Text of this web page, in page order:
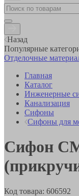
Назад
Популярные
Отделочные
Главная
Каталог
Инженерные
Канализация
Сифоны
Сифоны для
Сифон
Код товара: 606592